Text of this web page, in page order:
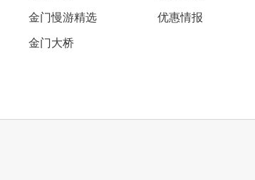
金门慢游精选
金门大桥
优惠情报